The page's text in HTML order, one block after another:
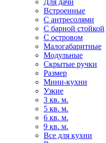
Встроенные
С антресолями
С барной стойкой
С островом
Малогабаритные
Модульные
Скрытые ручки
Размер
Мини-кухни
Узкие
3 кв. м.
5 кв. м.
6 кв. м.
9 кв. м.
Все для кухни